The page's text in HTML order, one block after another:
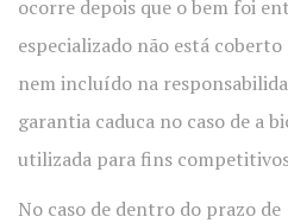
ocorre depois que o bem foi
especializado não está
nem incluído na
garantia caduca no caso de a
utilizada para fins
No caso de dentro do prazo